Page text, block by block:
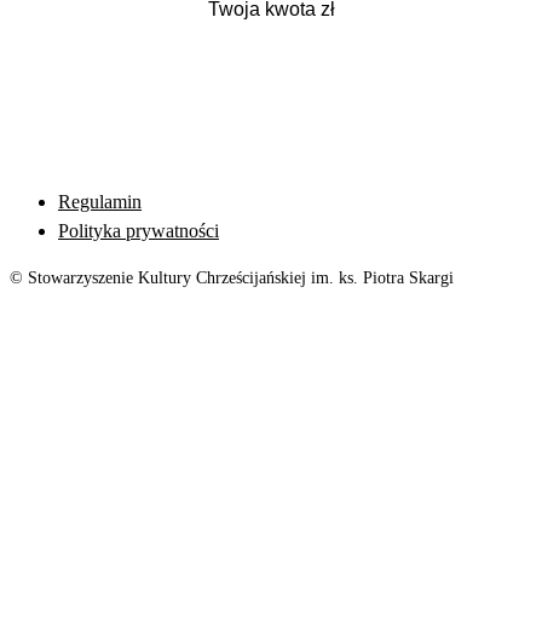
Regulamin
Polityka prywatności
© Stowarzyszenie Kultury Chrześcijańskiej im. ks. Piotra Skargi